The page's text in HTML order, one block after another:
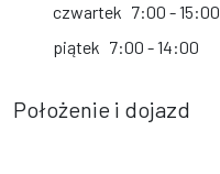
czwartek 7:00 - 15:00
piątek 7:00 - 14:00
Położenie i dojazd